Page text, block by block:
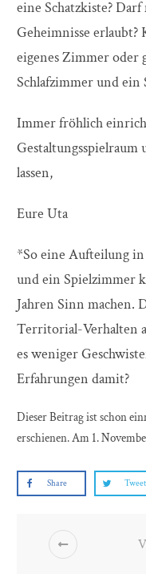
eine Schatzkiste?
Geheimnisse
eigenes Zimmer oder
Schlafzimmer und ein
Immer fröhlich
Gestaltungsspielraum
lassen,
Eure Uta
*So eine Aufteilung in
und ein Spielzimmer
Jahren Sinn machen.
Territorial-Verhalten
es weniger
Erfahrungen damit?
Dieser Beitrag ist schon
erschienen. Am 1.
Share Tweet